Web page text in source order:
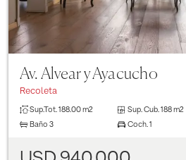
Av. Alvear y Ayacucho
Recoleta
Sup.Tot. 188.00 m2 Sup. Cub. 188 m2
Baño 3 Coch. 1